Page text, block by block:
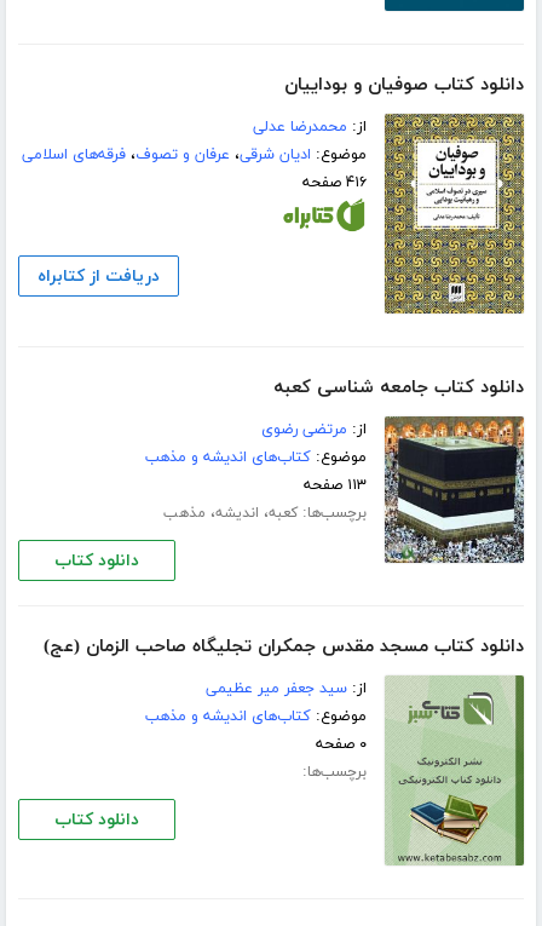
دانلود کتاب صوفیان و بوداییان
از: محمدرضا عدلی
موضوع: ادیان شرقی، عرفان و تصوف،فرقه‌های اسلامی
۴۱۶ صفحه
دریافت از کتابراه
دانلود کتاب جامعه شناسی کعبه
از: مرتضی رضوی
موضوع:کتاب‌های اندیشه و مذهب
۱۱۳ صفحه
برچسب‌ها:کعبه، اندیشه، مذهب
دانلود کتاب
دانلود کتاب مسجد مقدس جمكران تجليگاه صاحب الزمان (عج)
از:سيد جعفر مير عظيمى
موضوع:کتاب‌های اندیشه و مذهب
۰ صفحه
برچسب‌ها:
دانلود کتاب